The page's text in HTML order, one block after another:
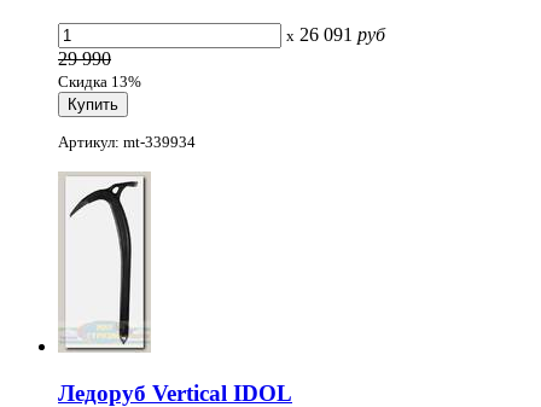
x 26 091 руб
29 990
Скидка 13%
Артикул: mt-339934
Ледоруб Vertical IDOL